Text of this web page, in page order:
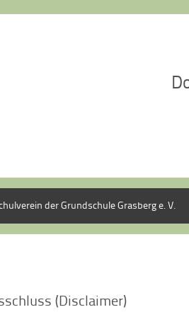
der Grundschule Grasberg e. V.
(Disclaimer)